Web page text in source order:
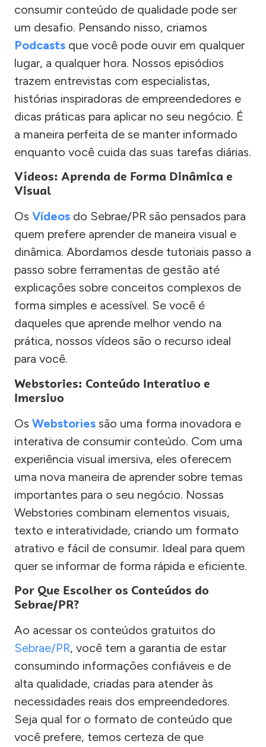
consumir conteúdo de qualidade pode ser
um desafio. Pensando nisso, criamos
Podcasts que você pode ouvir em qualquer
lugar, a qualquer hora. Nossos episódios
trazem entrevistas com especialistas,
histórias inspiradoras de empreendedores e
dicas práticas para aplicar no seu negócio. É
a maneira perfeita de se manter informado
enquanto você cuida das suas tarefas diárias.
Vídeos: Aprenda de Forma Dinâmica e
Visual
Os Vídeos do Sebrae/PR são pensados para
quem prefere aprender de maneira visual e
dinâmica. Abordamos desde tutoriais passo a
passo sobre ferramentas de gestão até
explicações sobre conceitos complexos de
forma simples e acessível. Se você é
daqueles que aprende melhor vendo na
prática, nossos vídeos são o recurso ideal
para você.
Webstories: Conteúdo Interativo e
Imersivo
Os Webstories são uma forma inovadora e
interativa de consumir conteúdo. Com uma
experiência visual imersiva, eles oferecem
uma nova maneira de aprender sobre temas
importantes para o seu negócio. Nossas
Webstories combinam elementos visuais,
texto e interatividade, criando um formato
atrativo e fácil de consumir. Ideal para quem
quer se informar de forma rápida e eficiente.
Por Que Escolher os Conteúdos do
Sebrae/PR?
Ao acessar os conteúdos gratuitos do
Sebrae/PR, você tem a garantia de estar
consumindo informações confiáveis e de
alta qualidade, criadas para atender às
necessidades reais dos empreendedores.
Seja qual for o formato de conteúdo que
você prefere, temos certeza de que